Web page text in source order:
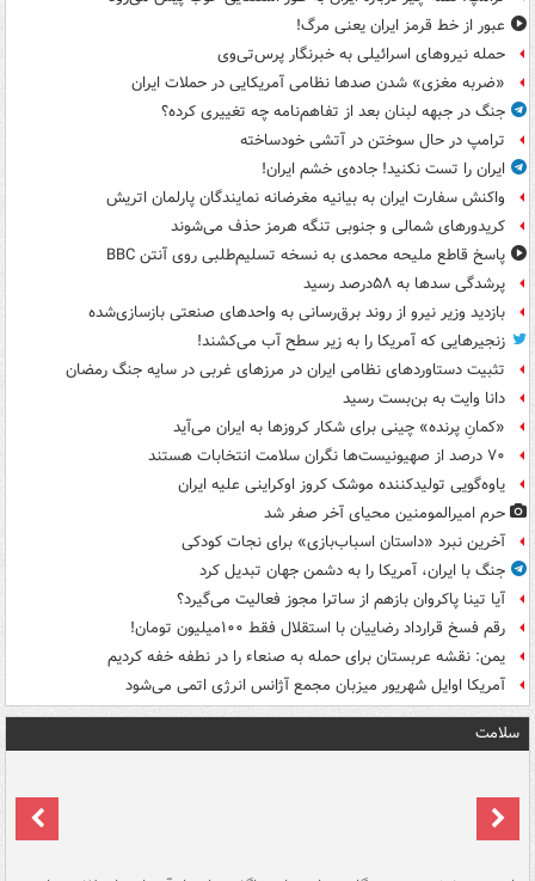
عبور از خط قرمز ایران یعنی مرگ!
حمله نیروهای اسرائیلی به خبرنگار پرس‌تی‌وی
«ضربه مغزی» شدن صدها نظامی آمریکایی در حملات ایران
جنگ در جبهه لبنان بعد از تفاهم‌نامه چه تغییری کرده؟
ترامپ در حال سوختن در آتشی خودساخته
ایران را تست نکنید! جاده‌ی خشم ایران!
واکنش سفارت ایران به بیانیه مغرضانه نمایندگان پارلمان اتریش
کریدورهای شمالی و جنوبی تنگه هرمز حذف می‌شوند
پاسخ قاطع ملیحه محمدی به نسخه تسلیم‌طلبی روی آنتن BBC
پرشدگی سدها به ۵۸درصد رسید
بازدید وزیر نیرو از روند برق‌رسانی به واحدهای صنعتی بازسازی‌شده
زنجیرهایی که آمریکا را به زیر سطح آب می‌کشند!
تثبیت دستاوردهای نظامی ایران در مرزهای غربی در سایه جنگ رمضان
دانا وایت به بن‌بست رسید
«کمانِ پرنده» چینی برای شکار کروزها به ایران می‌آید
۷۰ درصد از صهیونیست‌ها نگران سلامت انتخابات هستند
یاوه‌گویی تولیدکننده موشک کروز اوکراینی علیه ایران
حرم امیرالمومنین محیای آخر صفر شد
آخرین نبرد «داستان اسباب‌بازی» برای نجات کودکی
جنگ با ایران، آمریکا را به دشمن جهان تبدیل کرد
آیا تینا پاکروان بازهم از ساترا مجوز فعالیت می‌گیرد؟
رقم فسخ قرارداد رضاییان با استقلال فقط ۱۰۰میلیون تومان!
یمن: نقشه عربستان برای حمله به صنعاء را در نطفه خفه کردیم
آمریکا اوایل شهریور میزبان مجمع آژانس انرژی اتمی می‌شود
سلامت